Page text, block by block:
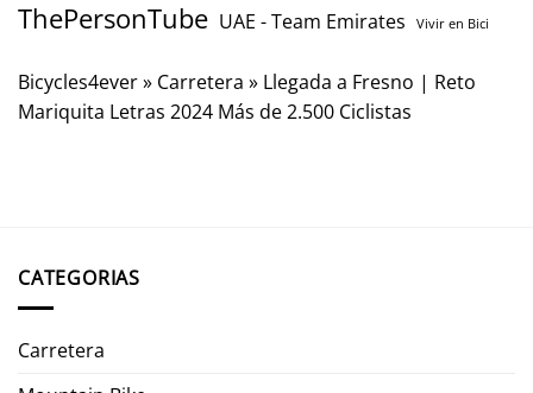
ThePersonTube UAE - Team Emirates Vivir en Bici
Bicycles4ever» Carretera » Llegada a Fresno | Reto
Mariquita Letras 2024 Más de 2.500 Ciclistas
CATEGORIAS
Carretera